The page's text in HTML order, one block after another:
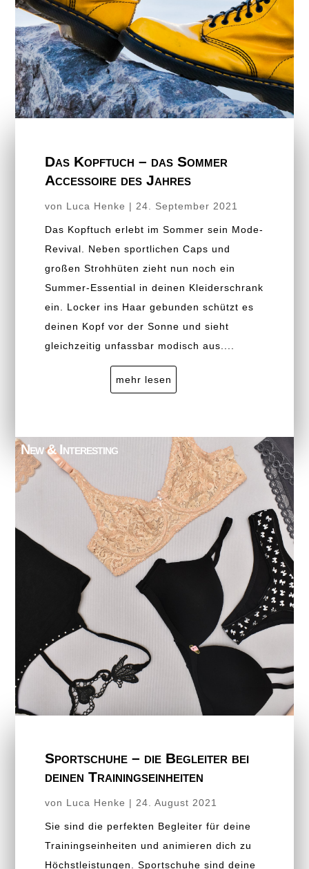
Das Kopftuch – das Sommer
Accessoire des Jahres
von Luca Henke | 24. September 2021
Das Kopftuch erlebt im Sommer sein Mode-
Revival. Neben sportlichen Caps und
großen Strohhüten zieht nun noch ein
Summer-Essential in deinen Kleiderschrank
ein. Locker ins Haar gebunden schützt es
deinen Kopf vor der Sonne und sieht
gleichzeitig unfassbar modisch aus....
mehr lesen
New & Interesting
Sportschuhe – die Begleiter bei
deinen Trainingseinheiten
von Luca Henke | 24. August 2021
Sie sind die perfekten Begleiter für deine
Trainingseinheiten und animieren dich zu
Höchstleistungen. Sportschuhe sind deine